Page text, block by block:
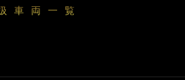
車両一覧